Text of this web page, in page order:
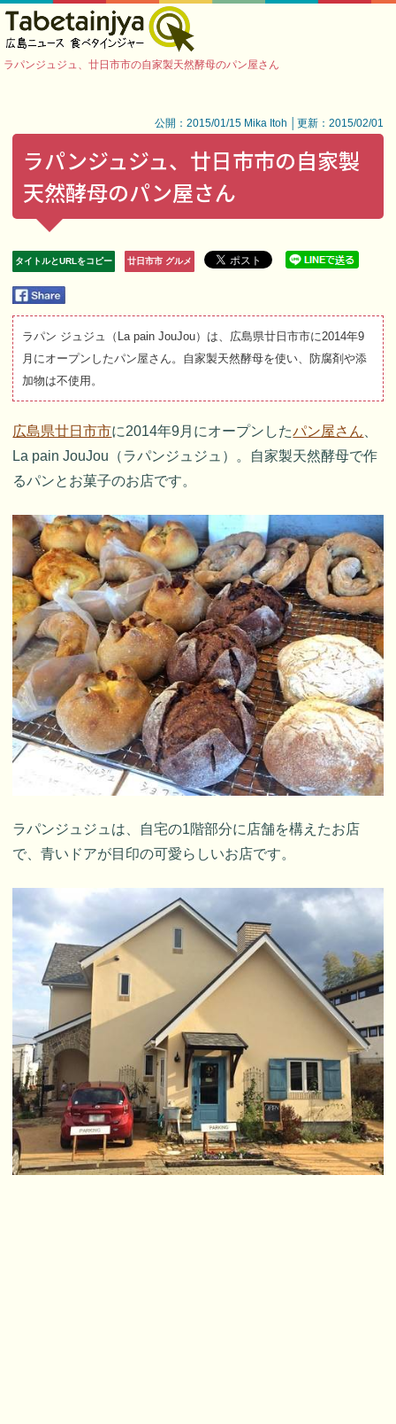
ラパンジュジュ、廿日市市の自家製天然酵母のパン屋さん
公開：2015/01/15 Mika Itoh │更新：2015/02/01
ラパンジュジュ、廿日市市の自家製
天然酵母のパン屋さん
タイトルとURLをコピー 廿日市市 グルメ
ラパン ジュジュ（La pain JouJou）は、広島県廿日市市に2014年9
月にオープンしたパン屋さん。自家製天然酵母を使い、防腐剤や添
加物は不使用。
広島県廿日市市に2014年9月にオープンしたパン屋さん
La pain JouJou（ラパンジュジュ）。自家製天然酵母で作
るパンとお菓子のお店です。
ラパンジュジュは、自宅の1階部分に店舗を構えたお店
で、青いドアが目印の可愛らしいお店です。